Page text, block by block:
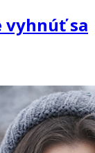
vyhnúť sa